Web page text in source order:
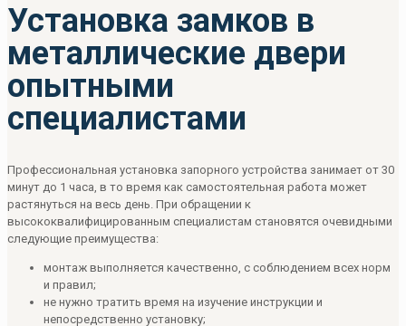
Установка замков в
металлические двери
опытными
специалистами
Профессиональная установка запорного устройства занимает от 30
минут до 1 часа, в то время как самостоятельная работа может
растянуться на весь день. При обращении к
высококвалифицированным специалистам становятся очевидными
следующие преимущества:
монтаж выполняется качественно, с соблюдением всех норм
и правил;
не нужно тратить время на изучение инструкции и
непосредственно установку;